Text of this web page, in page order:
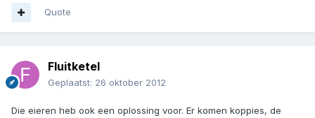
Quote
Fluitketel
Geplaatst: 26 oktober 2012
Die eieren heb ook een oplossing voor. Er komen koppies, de